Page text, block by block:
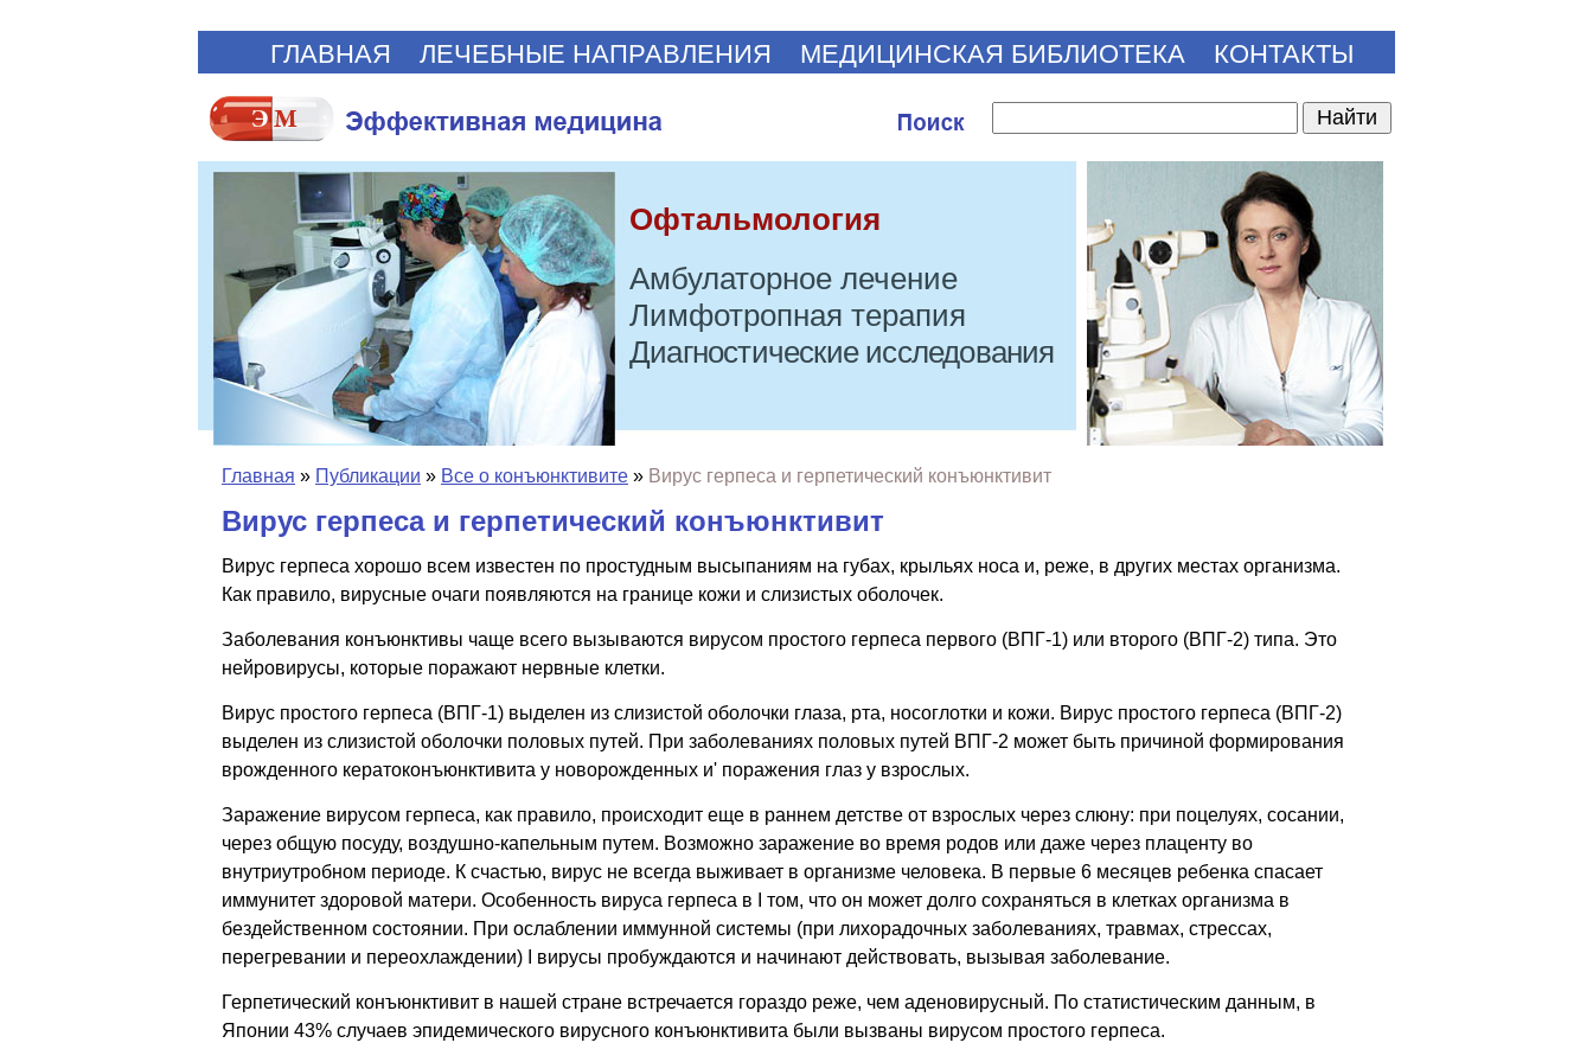
ГЛАВНАЯ ЛЕЧЕБНЫЕ НАПРАВЛЕНИЯ МЕДИЦИНСКАЯ БИБЛИОТЕКА КОНТАКТЫ
Офтальмология
Амбулаторное лечение
Лимфотропная терапия
Диагностические исследования
Главная » Публикации » Все о конъюнктивите » Вирус герпеса и герпетический конъюнктивит
Вирус герпеса и герпетический конъюнктивит
Вирус герпеса хорошо всем известен по простудным высыпаниям на губах, крыльях носа и, реже, в других местах организма.
Как правило, вирусные очаги появляются на границе кожи и слизистых оболочек.
Заболевания конъюнктивы чаще всего вызываются вирусом простого герпеса первого (ВПГ-1) или второго (ВПГ-2) типа. Это
нейровирусы, которые поражают нервные клетки.
Вирус простого герпеса (ВПГ-1) выделен из слизистой оболочки глаза, рта, носоглотки и кожи. Вирус простого герпеса (ВПГ-2)
выделен из слизистой оболочки половых путей. При заболеваниях половых путей ВПГ-2 может быть причиной формирования
врожденного кератоконъюнктивита у новорожденных и' поражения глаз у взрослых.
Заражение вирусом герпеса, как правило, происходит еще в раннем детстве от взрослых через слюну: при поцелуях, сосании,
через общую посуду, воздушно-капельным путем. Возможно заражение во время родов или даже через плаценту во
внутриутробном периоде. К счастью, вирус не всегда выживает в организме человека. В первые 6 месяцев ребенка спасает
иммунитет здоровой матери. Особенность вируса герпеса в I том, что он может долго сохраняться в клетках организма в
бездейственном состоянии. При ослаблении иммунной системы (при лихорадочных заболеваниях, травмах, стрессах,
перегревании и переохлаждении) I вирусы пробуждаются и начинают действовать, вызывая заболевание.
Герпетический конъюнктивит в нашей стране встречается гораздо реже, чем аденовирусный. По статистическим данным, в
Японии 43% случаев эпидемического вирусного конъюнктивита были вызваны вирусом простого герпеса.